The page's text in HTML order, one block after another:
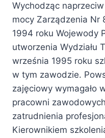
Wychodząc
mocy Zarządzenia
1994 roku Wojewody
utworzenia Wydziału
września 1995 roku
w tym zawodzie.
zajęciowy wymagało
pracowni
zatrudnienia
Kierownikiem